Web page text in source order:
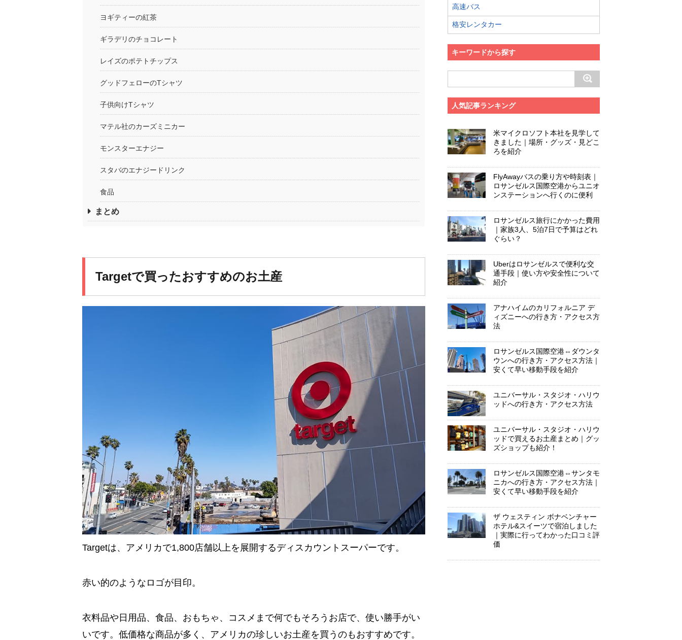
ヨギティーの紅茶
ギラデリのチョコレート
レイズのポテトチップス
グッドフェローのTシャツ
子供向けTシャツ
マテル社のカーズミニカー
モンスターエナジー
スタバのエナジードリンク
食品
まとめ
Targetで買ったおすすめのお土産
Targetは、アメリカで1,800店舗以上を展開するディスカウントスーパーです。
赤い的のようなロゴが目印。
衣料品や日用品、食品、おもちゃ、コスメまで何でもそろうお店で、使い勝手がい
いです。低価格な商品が多く、アメリカの珍しいお土産を買うのもおすすめです。
高速バス
格安レンタカー
キーワードから探す
人気記事ランキング
米マイクロソフト本社を見学して
きました｜場所・グッズ・見どこ
ろを紹介
FlyAwayバスの乗り方や時刻表｜
ロサンゼルス国際空港からユニオ
ンステーションへ行くのに便利
ロサンゼルス旅行にかかった費用
｜家族3人、5泊7日で予算はどれ
ぐらい？
Uberはロサンゼルスで便利な交
通手段｜使い方や安全性について
紹介
アナハイムのカリフォルニア デ
ィズニーへの行き方・アクセス方
法
ロサンゼルス国際空港⇔ダウンタ
ウンへの行き方・アクセス方法｜
安くて早い移動手段を紹介
ユニバーサル・スタジオ・ハリウ
ッドへの行き方・アクセス方法
ユニバーサル・スタジオ・ハリウ
ッドで買えるお土産まとめ｜グッ
ズショップも紹介！
ロサンゼルス国際空港⇔サンタモ
ニカへの行き方・アクセス方法｜
安くて早い移動手段を紹介
ザ ウェスティン ボナベンチャー
ホテル&スイーツで宿泊しました
｜実際に行ってわかった口コミ評
価